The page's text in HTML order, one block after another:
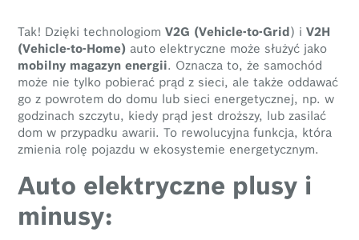
Tak! Dzięki technologiom V2G (Vehicle-to-Grid) i V2H
(Vehicle-to-Home) auto elektryczne może służyć jako
mobilny magazyn energii. Oznacza to, że samochód
może nie tylko pobierać prąd z sieci, ale także oddawać
go z powrotem do domu lub sieci energetycznej, np. w
godzinach szczytu, kiedy prąd jest droższy, lub zasilać
dom w przypadku awarii. To rewolucyjna funkcja, która
zmienia rolę pojazdu w ekosystemie energetycznym.
Auto elektryczne plusy i
minusy: